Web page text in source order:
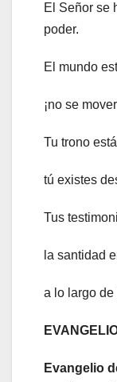
El Señor se
poder.
El mundo
¡no se
Tu trono
tú existes
Tus
la santidad
a lo largo de
Evangelio